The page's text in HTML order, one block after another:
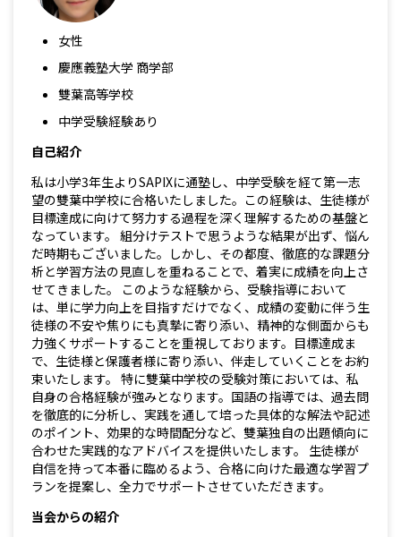
女性
慶應義塾大学 商学部
雙葉高等学校
中学受験経験あり
自己紹介
私は小学3年生よりSAPIXに通塾し、中学受験を経て第一志
望の雙葉中学校に合格いたしました。この経験は、生徒様が
目標達成に向けて努力する過程を深く理解するための基盤と
なっています。 組分けテストで思うような結果が出ず、悩ん
だ時期もございました。しかし、その都度、徹底的な課題分
析と学習方法の見直しを重ねることで、着実に成績を向上さ
せてきました。 このような経験から、受験指導において
は、単に学力向上を目指すだけでなく、成績の変動に伴う生
徒様の不安や焦りにも真摯に寄り添い、精神的な側面からも
力強くサポートすることを重視しております。目標達成ま
で、生徒様と保護者様に寄り添い、伴走していくことをお約
束いたします。 特に雙葉中学校の受験対策においては、私
自身の合格経験が強みとなります。国語の指導では、過去問
を徹底的に分析し、実践を通して培った具体的な解法や記述
のポイント、効果的な時間配分など、雙葉独自の出題傾向に
合わせた実践的なアドバイスを提供いたします。 生徒様が
自信を持って本番に臨めるよう、合格に向けた最適な学習プ
ランを提案し、全力でサポートさせていただきます。
当会からの紹介